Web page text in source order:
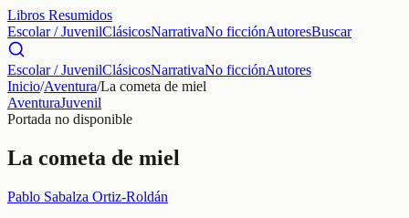
Libros Resumidos
Escolar / JuvenilClásicosNarrativaNo ficciónAutoresBuscar
Escolar / JuvenilClásicosNarrativaNo ficciónAutores
Inicio/Aventura/La cometa de miel
AventuraJuvenil
Portada no disponible
La cometa de miel
Pablo Sabalza Ortiz-Roldán